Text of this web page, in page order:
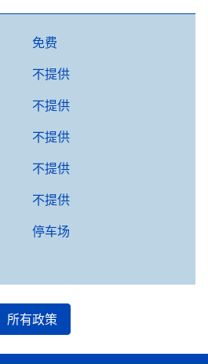
免费
不提供
不提供
不提供
不提供
不提供
停车场
所有政策